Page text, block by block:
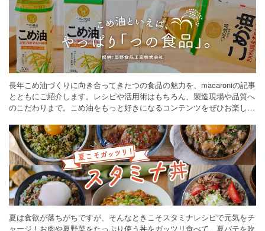
長年こめ油づくりに向き合ってきたつの食品の魅力を、macaroniの記事
とともにご紹介します。レシピや活用術はもちろん、製造現場や品質へ
のこだわりまで。こめ油をもっと好きになるコンテンツをぜひお楽しみ
夏は食欲が落ちがちですが、そんなときこそスタミナレシピで元気をチ
ャージ！お肉や夏野菜をたっぷり使う丼をガッツリ食べて、夏バテを吹